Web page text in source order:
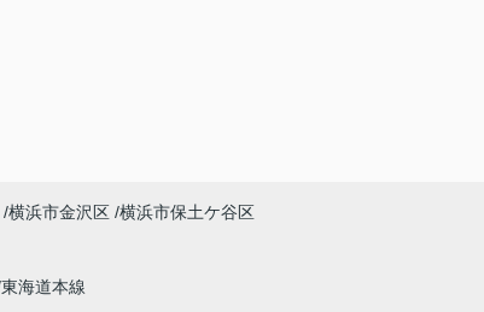
横浜市金沢区 横浜市保土ケ谷区
東海道本線